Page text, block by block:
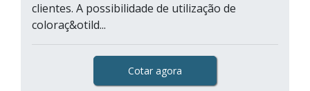
clientes. A possibilidade de utilização de
coloraç&otild...
Cotar agora